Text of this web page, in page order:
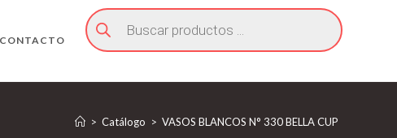
CONTACTO
Búsqueda
de
productos
> Catálogo > VASOS BLANCOS N° 330 BELLA CUP